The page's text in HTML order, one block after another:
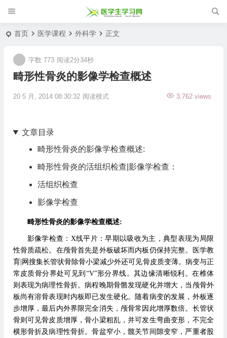
首页 医学课程 外科学 正文
畸形性骨炎的影像学检查概述
20 5 月, 2014 08:30:32 3,762 views
字数 773 阅读2分34秒
阅读模式
文章目录
畸形性骨炎的影像学检查概述:
畸形性骨炎的活组织检查|影像学检查：
活组织检查
影像学检查
畸形性骨炎的影像学检查概述:
影像学检查：X线平片：早期以吸收为主，典型表现为局限
性骨质疏松。在颅骨首先是外板破坏而内板仍保持完整。医学教
育|网搜集长管状骨除骨小梁减少外还可见骨皮质变薄。病变与正
常皮质骨分界处可见到“V”形分界线。其边缘清晰锐利。在椎体
则表现为病理性骨折。病程晚期骨骼发现硬化并增大，当颅骨外
板尚有溶骨表现时内板即已发生硬化。随着病变的发展，外板逐
步增厚，最后内外界限完全消失，颅骨常因此增厚数倍。长管状
骨则可见骨皮质增厚，骨小梁粗乱，并可发生弯曲变形，不完全
横形骨折及病理性骨折。骨盆窄小，髋关节间隙变窄，严重者股